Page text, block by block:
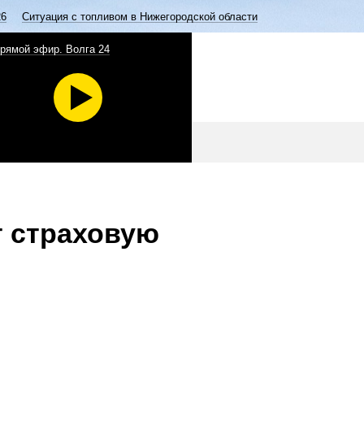
Ситуация с топливом в Нижегородской области
эфир. Волга 24